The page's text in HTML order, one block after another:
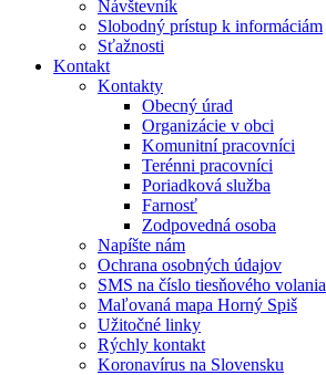
Návštevník
Slobodný prístup k informáciám
Sťažnosti
Kontakt
Kontakty
Obecný úrad
Organizácie v obci
Komunitní pracovníci
Terénni pracovníci
Poriadková služba
Farnosť
Zodpovedná osoba
Napíšte nám
Ochrana osobných údajov
SMS na číslo tiesňového volania
Maľovaná mapa Horný Spiš
Užitočné linky
Rýchly kontakt
Koronavírus na Slovensku